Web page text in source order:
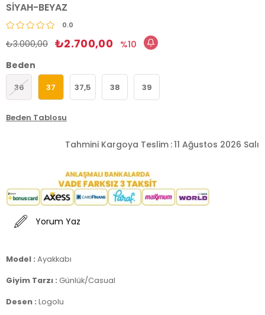
SİYAH-BEYAZ
0.0
₺3.000,00 ₺2.700,00
10
Beden
36 37 37,5 38 39
Beden Tablosu
Tahmini Kargoya Teslim :11 Ağustos 2026 Salı
Yorum Yaz
Model : Ayakkabı
Giyim Tarzı : Günlük/Casual
Desen : Logolu